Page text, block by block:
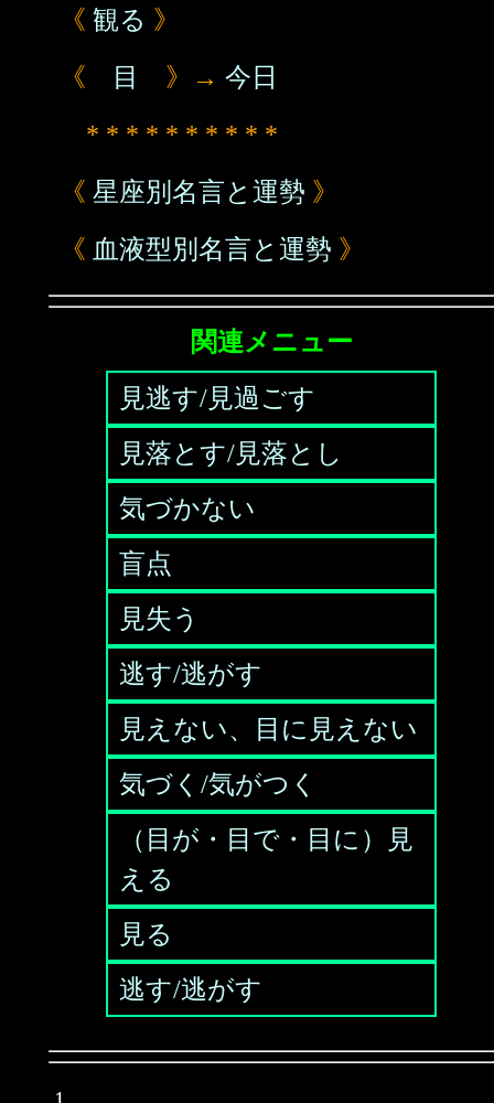
《 観る 》
《 目 》→ 今日
* * * * * * * * * *
《 星座別名言と運勢 》
《 血液型別名言と運勢 》
関連メニュー
見逃す/見過ごす
見落とす/見落とし
気づかない
盲点
見失う
逃す/逃がす
見えない、目に見えない
気づく/気がつく
（目が・目で・目に）見
える
見る
逃す/逃がす